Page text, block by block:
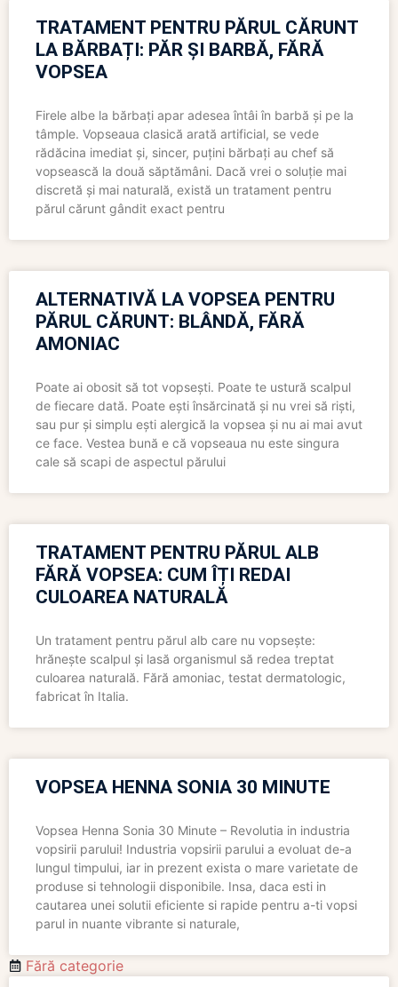
TRATAMENT PENTRU PĂRUL CĂRUNT
LA BĂRBAȚI: PĂR ȘI BARBĂ, FĂRĂ
VOPSEA
Firele albe la bărbați apar adesea întâi în barbă și pe la
tâmple. Vopseaua clasică arată artificial, se vede
rădăcina imediat și, sincer, puțini bărbați au chef să
vopsească la două săptămâni. Dacă vrei o soluție mai
discretă și mai naturală, există un tratament pentru
părul cărunt gândit exact pentru
ALTERNATIVĂ LA VOPSEA PENTRU
PĂRUL CĂRUNT: BLÂNDĂ, FĂRĂ
AMONIAC
Poate ai obosit să tot vopsești. Poate te ustură scalpul
de fiecare dată. Poate ești însărcinată și nu vrei să riști,
sau pur și simplu ești alergică la vopsea și nu ai mai avut
ce face. Vestea bună e că vopseaua nu este singura
cale să scapi de aspectul părului
TRATAMENT PENTRU PĂRUL ALB
FĂRĂ VOPSEA: CUM ÎȚI REDAI
CULOAREA NATURALĂ
Un tratament pentru părul alb care nu vopsește:
hrănește scalpul și lasă organismul să redea treptat
culoarea naturală. Fără amoniac, testat dermatologic,
fabricat în Italia.
VOPSEA HENNA SONIA 30 MINUTE
Vopsea Henna Sonia 30 Minute – Revolutia in industria
vopsirii parului! Industria vopsirii parului a evoluat de-a
lungul timpului, iar in prezent exista o mare varietate de
produse si tehnologii disponibile. Insa, daca esti in
cautarea unei solutii eficiente si rapide pentru a-ti vopsi
parul in nuante vibrante si naturale,
Fără categorie